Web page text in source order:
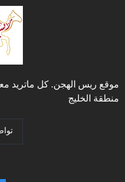
موقع ريس الهجن. كل ماتريد
منطقة الخليج